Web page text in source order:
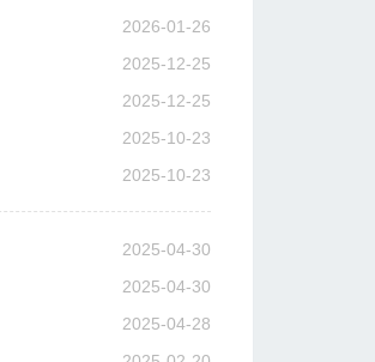
2026-01-26
2025-12-25
2025-12-25
2025-10-23
2025-10-23
2025-04-30
2025-04-30
2025-04-28